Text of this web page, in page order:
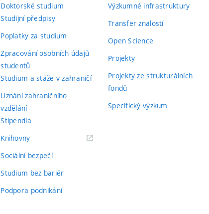
Doktorské studium
Studijní předpisy
Poplatky za studium
Zpracování osobních údajů
studentů
Studium a stáže v zahraničí
Uznání zahraničního
vzdělání
Stipendia
Knihovny(externí
Sociální bezpečí
Studium bez bariér
Podpora podnikání
Výzkumné infrastruktury
Transfer znalostí
Open Science
Projekty
Projekty ze strukturálních
fondů
Specifický výzkum